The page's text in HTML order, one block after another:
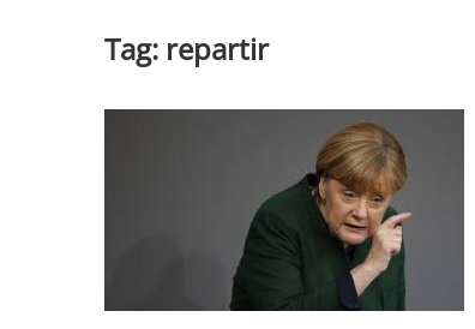
Tag: repartir